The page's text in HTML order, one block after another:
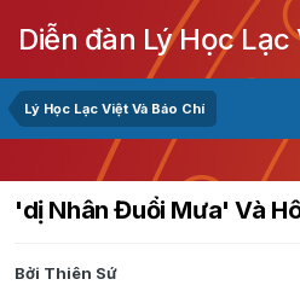
Diễn đàn Lý Học Lạc
Lý Học Lạc Việt Và Báo Chí
'dị Nhân Đuổi Mưa' Và
Bởi Thiên Sứ